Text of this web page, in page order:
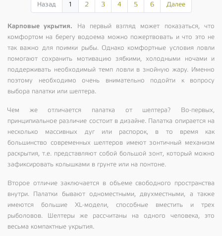
Назад 1 2 3 4 5 6 Далее
Карповые укрытия. На первый взгляд может показаться, что
комфортом на берегу водоема можно пожертвовать и что это не
так важно для поимки рыбы. Однако комфортные условия ловли
помогают сохранить мотивацию зябкими, холодными ночами и
поддерживать необходимый темп ловли в знойную жару. Именно
поэтому необходимо очень внимательно подойти к вопросу
выбора палатки или шелтера.
Чем же отличается палатка от шелтера? Во-первых,
принципиальное различие состоит в дизайне. Палатка опирается на
несколько массивных дуг или распорок, в то время как
большинство современных шелтеров имеют зонтичный механизм
раскрытия, т.е. представляют собой большой зонт, который можно
зафиксировать колышками в грунте или на понтоне.
Второе отличие заключается в объеме свободного пространства
внутри. Палатки бывают одноместными, двухместными, а также
имеются большие XL-модели, способные вместить и трех
рыболовов. Шелтеры же рассчитаны на одного человека, это
весьма компактные укрытия.